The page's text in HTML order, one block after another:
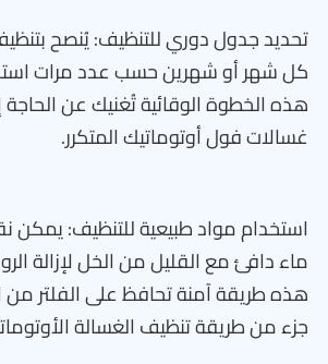
تحديد جدول دوري للتنظيف: يُنصح
كل شهر أو شهرين حسب عدد مرات
هذه الخطوة الوقائية تُغنيك عن الحاجة
غسالات فول أوتوماتيك المتكرر.
استخدام مواد طبيعية للتنظيف: يمكن
ماء دافئ مع القليل من الخل لإزالة
هذه طريقة آمنة تحافظ على الفلتر
جزء من طريقة تنظيف الغسالة